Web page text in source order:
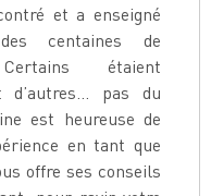
et a enseigné
centaines de
étaient
d’autres… pas du
est heureuse de
en tant que
offre ses conseils